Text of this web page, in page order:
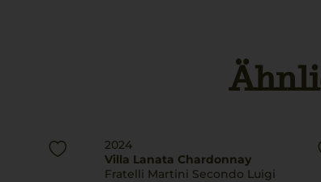
2024
Villa Lanata Chardonnay
Fratelli Martini Secondo Luigi